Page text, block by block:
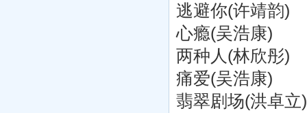
逃避你(许靖韵)
心瘾(吴浩康)
两种人(林欣彤)
痛爱(吴浩康)
翡翠剧场(洪卓立)